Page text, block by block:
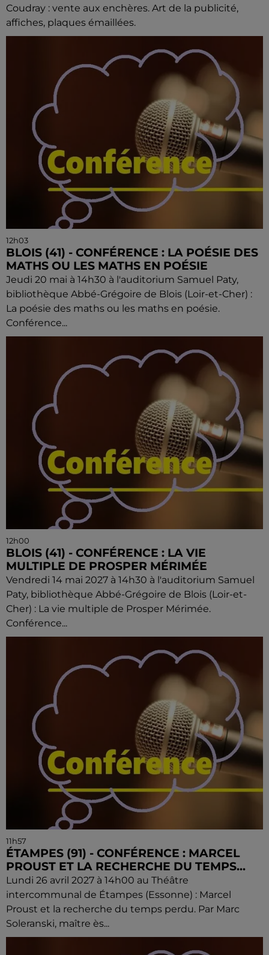
Coudray : vente aux enchères. Art de la publicité,
affiches, plaques émaillées.
12h03
BLOIS (41) - CONFÉRENCE : LA POÉSIE DES
MATHS OU LES MATHS EN POÉSIE
Jeudi 20 mai à 14h30 à l'auditorium Samuel Paty,
bibliothèque Abbé-Grégoire de Blois (Loir-et-Cher) :
La poésie des maths ou les maths en poésie.
Conférence...
12h00
BLOIS (41) - CONFÉRENCE : LA VIE
MULTIPLE DE PROSPER MÉRIMÉE
Vendredi 14 mai 2027 à 14h30 à l'auditorium Samuel
Paty, bibliothèque Abbé-Grégoire de Blois (Loir-et-
Cher) : La vie multiple de Prosper Mérimée.
Conférence...
11h57
ÉTAMPES (91) - CONFÉRENCE : MARCEL
PROUST ET LA RECHERCHE DU TEMPS...
Lundi 26 avril 2027 à 14h00 au Théâtre
intercommunal de Étampes (Essonne) : Marcel
Proust et la recherche du temps perdu. Par Marc
Soleranski, maître ès...